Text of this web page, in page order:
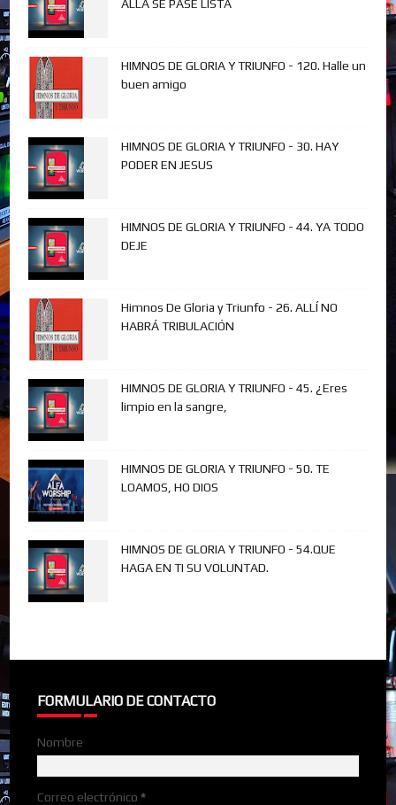
ALLA SE PASE LISTA
HIMNOS DE GLORIA Y TRIUNFO - 120. Halle un
buen amigo
HIMNOS DE GLORIA Y TRIUNFO - 30. HAY
PODER EN JESUS
HIMNOS DE GLORIA Y TRIUNFO - 44. YA TODO
DEJE
Himnos De Gloria y Triunfo - 26. ALLÍ NO
HABRÁ TRIBULACIÓN
HIMNOS DE GLORIA Y TRIUNFO - 45. ¿Eres
limpio en la sangre,
HIMNOS DE GLORIA Y TRIUNFO - 50. TE
LOAMOS, HO DIOS
HIMNOS DE GLORIA Y TRIUNFO - 54.QUE
HAGA EN TI SU VOLUNTAD.
FORMULARIO DE CONTACTO
Nombre
Correo electrónico*